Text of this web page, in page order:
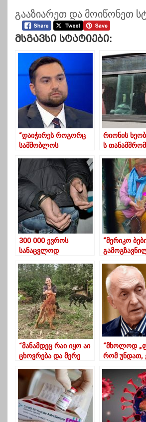
გააზიარეთ და მოიწონეთ
Მსგავსი Სტატიები:
“დაიჭირეს როგორც
სამშობლოს
გამოვლენ როგორც
გმირები”
რიონის
ს
სპეცტექნიკა
300 000 ევროს
სანაცვლოდ
ნივთიერების
გასაღების ფაქტზე 2
პირია დაკავებული
“მერიკო
ახლდა ცალკე
ფურცლად,
უსათაუროდ,
უბრალოდ
“მანამდეც რაი იყო აი
ცხოვრება და მერე
“მხოლოდ
რომ უნდათ,
გამოვიდნენ
თითო
გამოშვება
„მერსედესი“